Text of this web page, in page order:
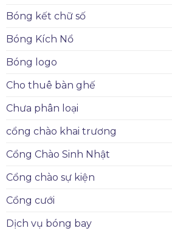
Bóng kết chữ số
Bóng Kích Nổ
Bóng logo
Cho thuê bàn ghế
Chưa phân loại
cổng chào khai trương
Cổng Chào Sinh Nhật
Cổng chào sự kiện
Cổng cưới
Dịch vụ bóng bay